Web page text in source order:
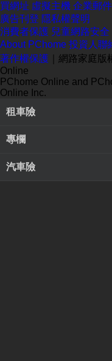
買網址 虛擬主機 企業郵件
廣告刊登 隱私權聲明
消費者保護 兒童網路安全
About PChome 投資人聯
著作權保護 ｜網路家庭
Online
PChome Online and
Online Inc.
租車險
專欄
汽車險